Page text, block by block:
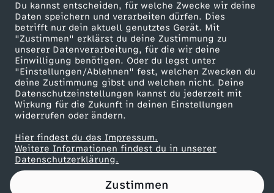
Du kannst entscheiden, für welche Zwecke wir deine
Daten speichern und verarbeiten dürfen. Dies
betrifft nur dein aktuell genutztes Gerät. Mit
"Zustimmen" erklärst du deine Zustimmung zu
unserer Datenverarbeitung, für die wir deine
Einwilligung benötigen. Oder du legst unter
"Einstellungen/Ablehnen" fest, welchen Zwecken du
deine Zustimmung gibst und welchen nicht. Deine
Datenschutzeinstellungen kannst du jederzeit mit
Wirkung für die Zukunft in deinen Einstellungen
widerrufen oder ändern.
Hier findest du das Impressum.
Weitere Informationen findest du in unserer
Datenschutzerklärung.
Zustimmen
ZDF goes Schule
Werbefernsehen
Mainzelmännchen
Partner